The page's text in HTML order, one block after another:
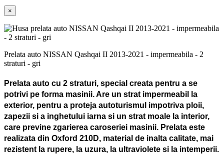
×
Prelata auto NISSAN Qashqai II 2013-2021 - impermeabila - 2
straturi - gri
Prelata auto cu 2 straturi, special creata pentru a se
potrivi pe forma masinii. Are un strat impermeabil la
exterior, pentru a proteja autoturismul impotriva ploii,
zapezii si a inghetului iarna si un strat moale la interior,
care previne zgarierea caroseriei masinii. Prelata este
realizata din Oxford 210D, material de inalta calitate, mai
rezistent la rupere, la uzura, la ultraviolete si la intemperii.